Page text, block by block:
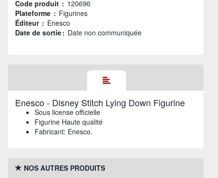
Code produit : 120696
Plateforme : Figurines
Éditeur : Enesco
Date de sortie : Date non communiquée
Enesco - Disney Stitch Lying Down Figurine
Sous license officielle
Figurine Haute qualité
Fabricant: Enesco.
NOS AUTRES PRODUITS